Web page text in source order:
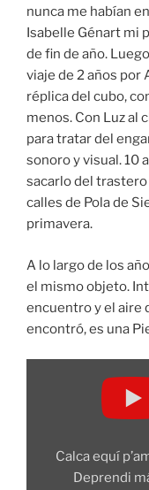
nunca me habían
Isabelle Génart mi
de fin de año.
viaje de 2 años por
réplica del cubo,
menos. Con Luz al
para tratar del
sonoro y visual. 10
sacarlo del trastero
calles de Pola de
primavera.
A lo largo de los
el mismo objeto.
encuentro y el aire
encontró, es una
Amosar
Calca equí
Deprendi